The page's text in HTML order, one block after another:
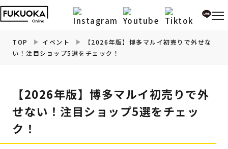
福岡の観光・お出かけ情報
TOP イベント
【2026年版】博多マルイ初売りで外せな
い！注目ショップ5選をチェック！
【2026年版】博多マルイ初売りで外
せない！注目ショップ5選をチェッ
ク！